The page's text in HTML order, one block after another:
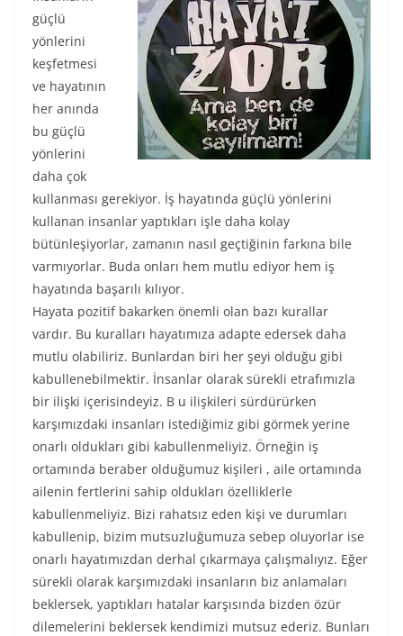
güçlü
yönlerini
keşfetmesi
ve hayatının
her anında
bu güçlü
yönlerini
daha çok
kullanması gerekiyor. İş hayatında güçlü yönlerini
kullanan insanlar yaptıkları işle daha kolay
bütünleşiyorlar, zamanın nasıl geçtiğinin farkına bile
varmıyorlar. Buda onları hem mutlu ediyor hem iş
hayatında başarılı kılıyor.
Hayata pozitif bakarken önemli olan bazı kurallar
vardır. Bu kuralları hayatımıza adapte edersek daha
mutlu olabiliriz. Bunlardan biri her şeyi olduğu gibi
kabullenebilmektir. İnsanlar olarak sürekli etrafımızla
bir ilişki içerisindeyiz. B u ilişkileri sürdürürken
karşımızdaki insanları istediğimiz gibi görmek yerine
onarlı oldukları gibi kabullenmeliyiz. Örneğin iş
ortamında beraber olduğumuz kişileri , aile ortamında
ailenin fertlerini sahip oldukları özelliklerle
kabullenmeliyiz. Bizi rahatsız eden kişi ve durumları
kabullenip, bizim mutsuzluğumuza sebep oluyorlar ise
onarlı hayatımızdan derhal çıkarmaya çalışmalıyız. Eğer
sürekli olarak karşımızdaki insanların biz anlamaları
beklersek, yaptıkları hatalar karşısında bizden özür
dilemelerini beklersek kendimizi mutsuz ederiz. Bunları